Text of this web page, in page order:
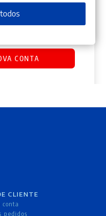
utilizados para
toda a loja, para gerir
CONTA
CLIENTE
conta
pedidos